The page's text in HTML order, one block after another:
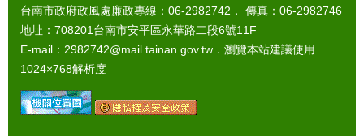
台南市政府政風處廉政專線：06-2982742． 傳真：06-2982746
地址：708201台南市安平區永華路二段6號11F
E-mail：2982742@mail.tainan.gov.tw．瀏覽本站建議使用
1024×768解析度